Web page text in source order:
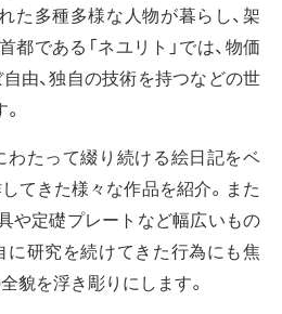
た多種多様な人物が暮らし、架
都である「ネユリト」では、物価
由、独自の技術を持つなどの世
わたって綴り続ける絵日記をベ
てきた様々な作品を紹介。また
や定礎プレートなど幅広いもの
に研究を続けてきた行為にも焦
貌を浮き彫りにします。